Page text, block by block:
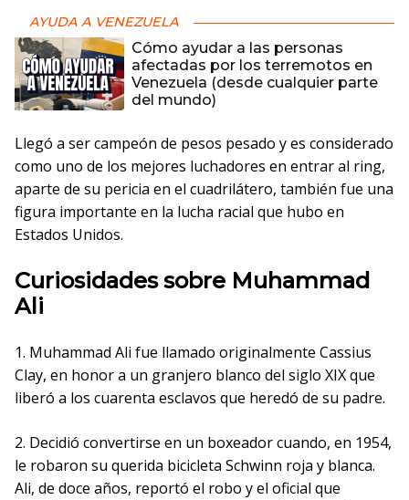
AYUDA A VENEZUELA
Cómo ayudar a las personas
afectadas por los terremotos en
Venezuela (desde cualquier parte
del mundo)
Llegó a ser campeón de pesos pesado y es considerado
como uno de los mejores luchadores en entrar al ring,
aparte de su pericia en el cuadrilátero, también fue una
figura importante en la lucha racial que hubo en
Estados Unidos.
Curiosidades sobre Muhammad
Ali
1. Muhammad Ali fue llamado originalmente Cassius
Clay, en honor a un granjero blanco del siglo XIX que
liberó a los cuarenta esclavos que heredó de su padre.
2. Decidió convertirse en un boxeador cuando, en 1954,
le robaron su querida bicicleta Schwinn roja y blanca.
Ali, de doce años, reportó el robo y el oficial que